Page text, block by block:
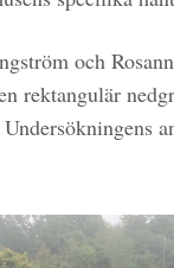
och
rektangulär